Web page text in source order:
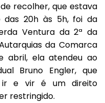
recolher, que estava
das 20h às 5h, foi da
Ventura da 2ª da
da Comarca
abril, ela atendeu ao
Bruno Engler, que
ir e vir é um direito
restringido.